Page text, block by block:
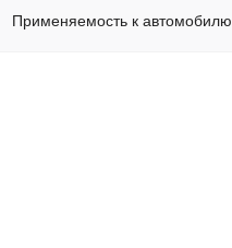
Применяемость к автомобилю